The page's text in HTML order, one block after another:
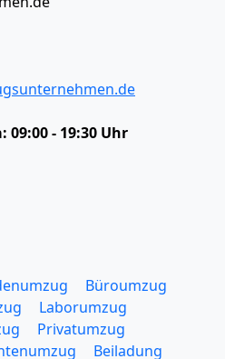
09:00 - 19:30 Uhr
Büroumzug
Laborumzug
Privatumzug
Beiladung